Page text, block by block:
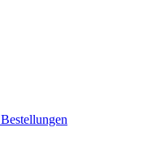
Bestellungen